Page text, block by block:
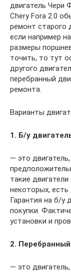
двигатель Чери
Chery Fora 2.0
ремонт старого
если например
размеры
точить, то тут
другого
перебранный
ремонта.
Варианты
1. Б/у
— это
такие
некоторых, есть
Гарантия на б/у
покупки.
установки и
2.
— это